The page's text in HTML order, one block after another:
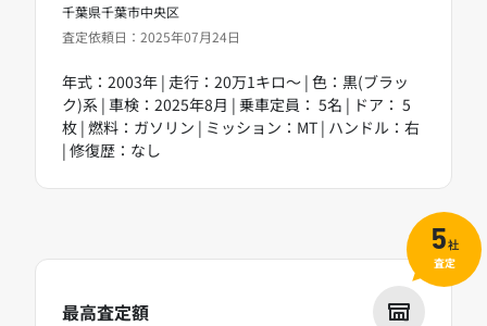
千葉県千葉市中央区
査定依頼日：2025年07月24日
年式：2003年 | 走行：20万1キロ～ | 色：黒(ブラッ
ク)系 | 車検：2025年8月 | 乗車定員： 5名 | ドア： 5
枚 | 燃料：ガソリン | ミッション：MT | ハンドル：右
| 修復歴：なし
最高査定額
5社
査定